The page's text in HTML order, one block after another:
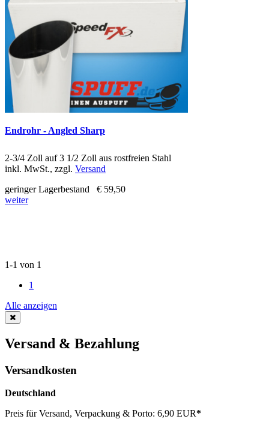
Endrohr - Angled Sharp
2-3/4 Zoll auf 3 1/2 Zoll aus rostfreien Stahl
inkl. MwSt., zzgl. Versand
geringer Lagerbestand
€ 59,50
weiter
1-1 von 1
1
Alle anzeigen
Versand & Bezahlung
Versandkosten
Deutschland
Preis für Versand, Verpackung & Porto: 6,90 EUR*